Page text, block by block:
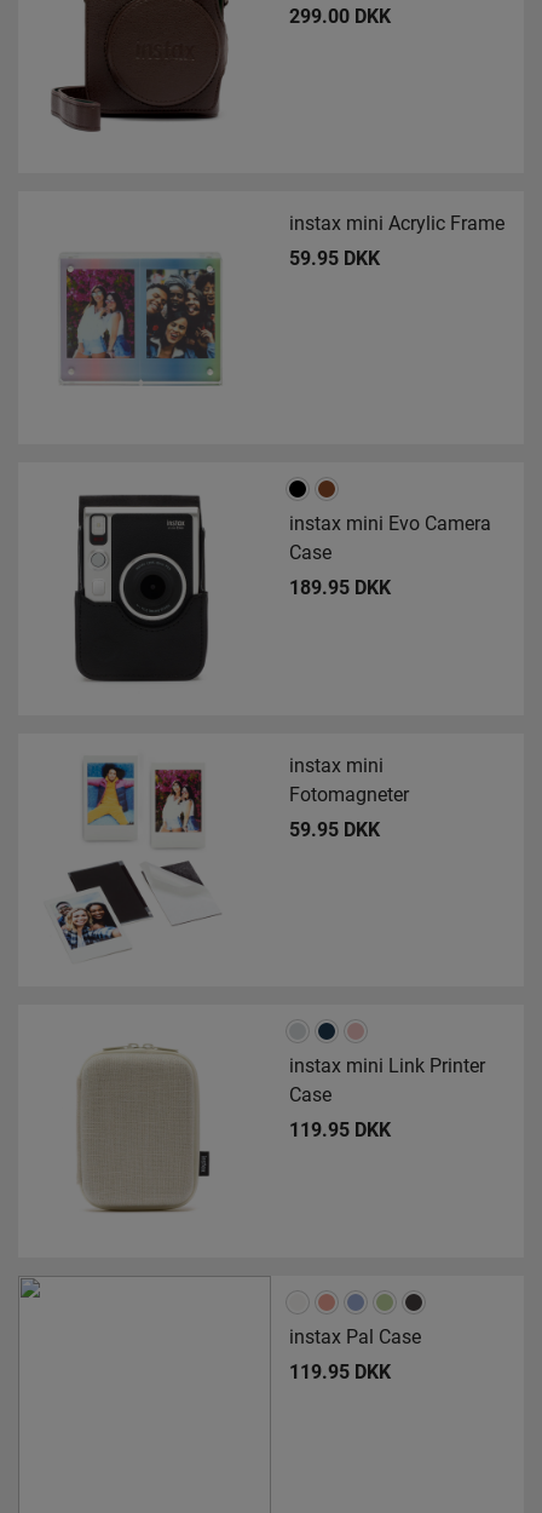
299.00 DKK
instax mini Acrylic Frame
59.95 DKK
instax mini Evo Camera
Case
189.95 DKK
instax mini
Fotomagneter
59.95 DKK
instax mini Link Printer
Case
119.95 DKK
instax Pal Case
119.95 DKK